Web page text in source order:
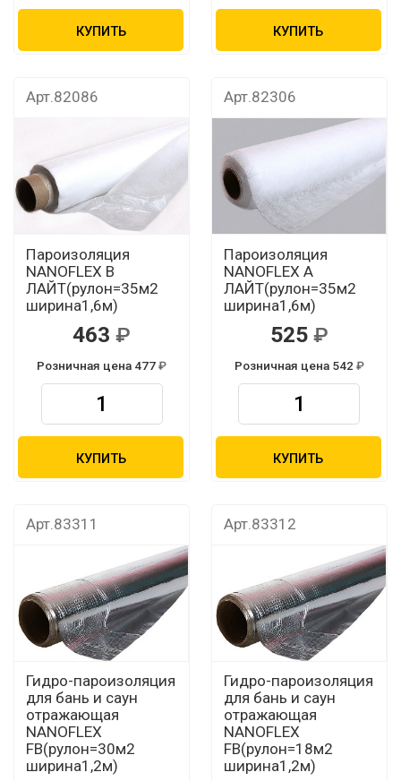
КУПИТЬ КУПИТЬ
Арт.82086
Пароизоляция
NANOFLEX В
ЛАЙТ(рулон=35м2
ширина1,6м)
463
Розничная цена 477
КУПИТЬ
Арт.82306
Пароизоляция
NANOFLEX A
ЛАЙТ(рулон=35м2
ширина1,6м)
525
Розничная цена 542
КУПИТЬ
Арт.83311
Гидро-пароизоляция
для бань и саун
отражающая
NANOFLEX
FB(рулон=30м2
ширина1,2м)
Арт.83312
Гидро-пароизоляция
для бань и саун
отражающая
NANOFLEX
FB(рулон=18м2
ширина1,2м)